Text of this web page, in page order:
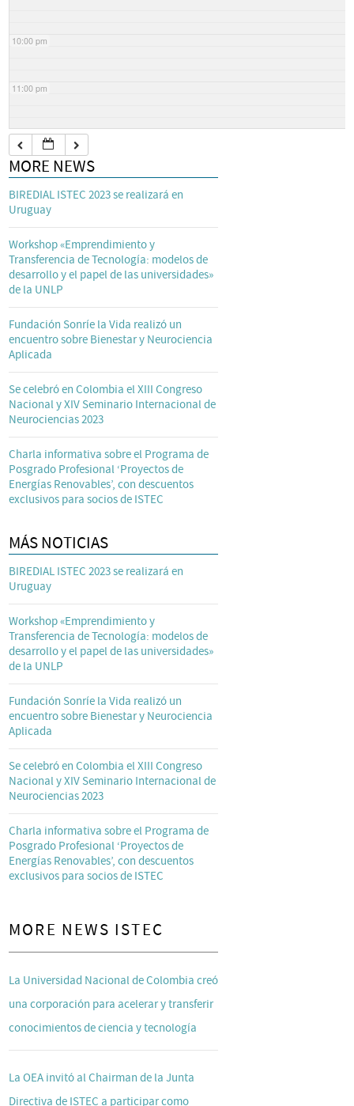
10:00 pm
11:00 pm
MORE NEWS
BIREDIAL ISTEC 2023 se realizará en
Uruguay
Workshop «Emprendimiento y
Transferencia de Tecnología: modelos de
desarrollo y el papel de las universidades»
de la UNLP
Fundación Sonríe la Vida realizó un
encuentro sobre Bienestar y Neurociencia
Aplicada
Se celebró en Colombia el XIII Congreso
Nacional y XIV Seminario Internacional de
Neurociencias 2023
Charla informativa sobre el Programa de
Posgrado Profesional ‘Proyectos de
Energías Renovables’, con descuentos
exclusivos para socios de ISTEC
MÁS NOTICIAS
BIREDIAL ISTEC 2023 se realizará en
Uruguay
Workshop «Emprendimiento y
Transferencia de Tecnología: modelos de
desarrollo y el papel de las universidades»
de la UNLP
Fundación Sonríe la Vida realizó un
encuentro sobre Bienestar y Neurociencia
Aplicada
Se celebró en Colombia el XIII Congreso
Nacional y XIV Seminario Internacional de
Neurociencias 2023
Charla informativa sobre el Programa de
Posgrado Profesional ‘Proyectos de
Energías Renovables’, con descuentos
exclusivos para socios de ISTEC
MORE NEWS ISTEC
La Universidad Nacional de Colombia creó
una corporación para acelerar y transferir
conocimientos de ciencia y tecnología
La OEA invitó al Chairman de la Junta
Directiva de ISTEC a participar como